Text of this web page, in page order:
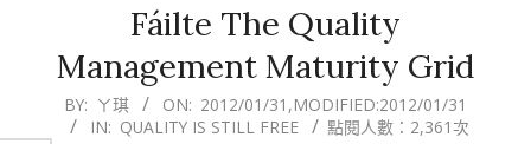
Fáilte The Quality
Management Maturity Grid
2012-
01-
BY: ㄚ琪 ON: 2012/01/31 ,MODIFIED:2012/01/31
IN: QUALITY IS STILL FREE 點閱人數：2,361次